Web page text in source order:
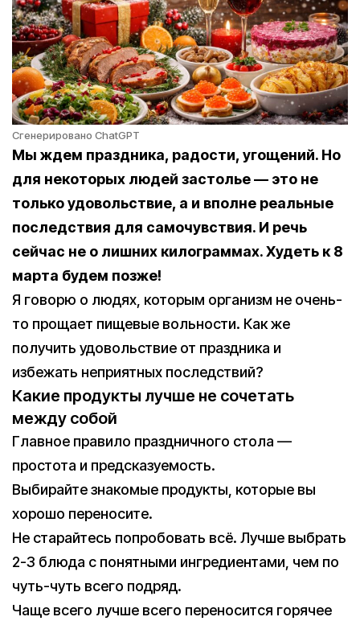
Сгенерировано ChatGPT
Мы ждем праздника, радости, угощений. Но
для некоторых людей застолье — это не
только удовольствие, а и вполне реальные
последствия для самочувствия. И речь
сейчас не о лишних килограммах. Худеть к 8
марта будем позже!
Я говорю о людях, которым организм не очень-
то прощает пищевые вольности. Как же
получить удовольствие от праздника и
избежать неприятных последствий?
Какие продукты лучше не сочетать
между собой
Главное правило праздничного стола —
простота и предсказуемость.
Выбирайте знакомые продукты, которые вы
хорошо переносите.
Не старайтесь попробовать всё. Лучше выбрать
2-3 блюда с понятными ингредиентами, чем по
чуть-чуть всего подряд.
Чаще всего лучше всего переносится горячее